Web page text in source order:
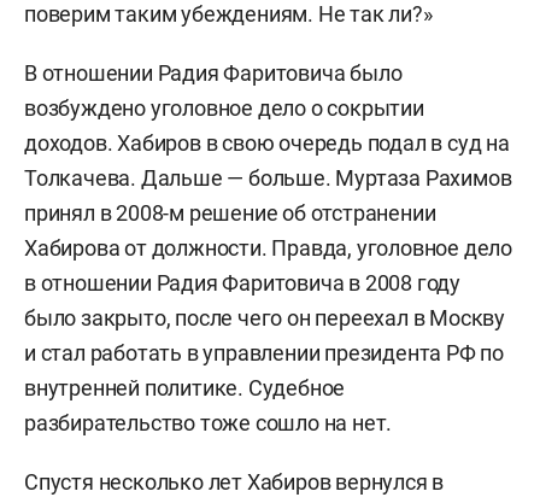
поверим таким убеждениям. Не так ли?»
В отношении Радия Фаритовича было
возбуждено уголовное дело о сокрытии
доходов. Хабиров в свою очередь подал в суд на
Толкачева. Дальше — больше. Муртаза Рахимов
принял в 2008-м решение об отстранении
Хабирова от должности. Правда, уголовное дело
в отношении Радия Фаритовича в 2008 году
было закрыто, после чего он переехал в Москву
и стал работать в управлении президента РФ по
внутренней политике. Судебное
разбирательство тоже сошло на нет.
Спустя несколько лет Хабиров вернулся в